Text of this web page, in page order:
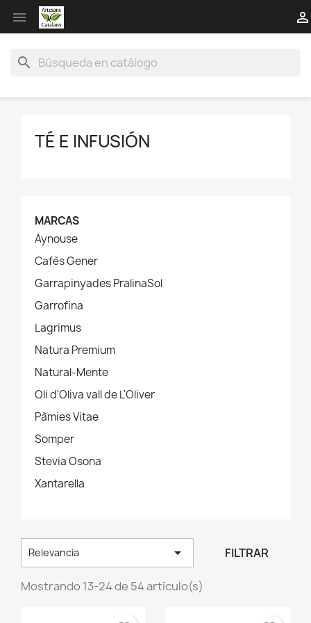
 
search
TÉ E INFUSIÓN
MARCAS
Aynouse
Cafès Gener
Garrapinyades PralinaSol
Garrofina
Lagrimus
Natura Premium
Natural-Mente
Oli d'Oliva vall de L'Oliver
Pàmies Vitae
Somper
Stevia Osona
Xantarella
Relevancia  FILTRAR
Mostrando 13-24 de 54 artículo(s)